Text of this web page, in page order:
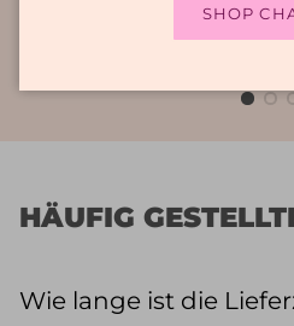
jeden Tag mit Stolz!
HÄUFIG
Wie lange ist die
SHOP